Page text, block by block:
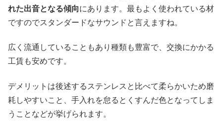
れた出音となる傾向にあります。最もよく使われている材
ですのでスタンダードなサウンドと言えますね。
広く流通していることもあり種類も豊富で、交換にかかる
工賃も安めです。
デメリットは後述するステンレスと比べて柔らかいため磨
耗しやすいこと、手入れを怠るとくすんだ色となってしま
うことなどが挙げられます。